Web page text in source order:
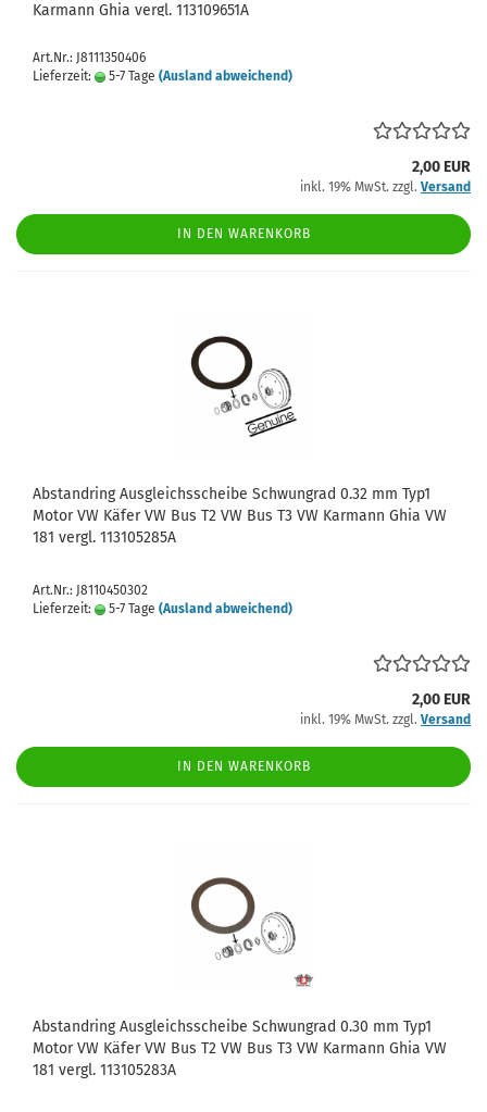
Karmann Ghia vergl. 113109651A
Art.Nr.: J8111350406
Lieferzeit:
5-7 Tage (Ausland abweichend)
2,00 EUR
inkl. 19% MwSt. zzgl. Versand
IN DEN WARENKORB
Abstandring Ausgleichsscheibe Schwungrad 0.32 mm Typ1
Motor VW Käfer VW Bus T2 VW Bus T3 VW Karmann Ghia VW
181 vergl. 113105285A
Art.Nr.: J8110450302
Lieferzeit:
5-7 Tage (Ausland abweichend)
2,00 EUR
inkl. 19% MwSt. zzgl. Versand
IN DEN WARENKORB
Abstandring Ausgleichsscheibe Schwungrad 0.30 mm Typ1
Motor VW Käfer VW Bus T2 VW Bus T3 VW Karmann Ghia VW
181 vergl. 113105283A